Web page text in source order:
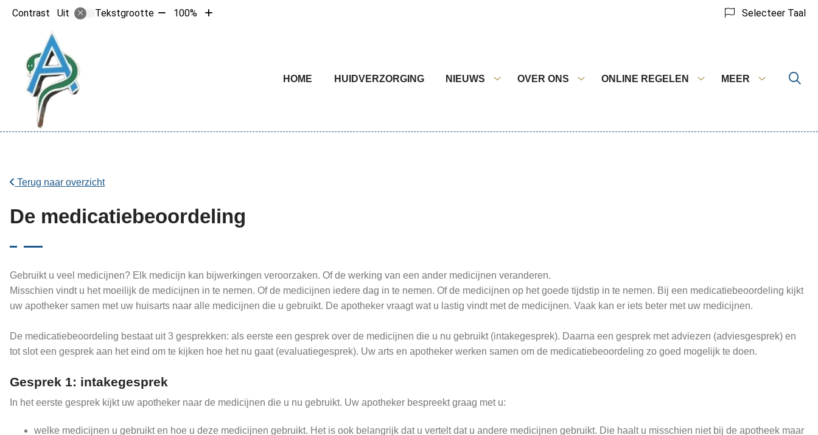
Contrast Uit Tekstgrootte Tekst100%
Tekst
Selecteer Taal
HOME HUIDVERZORGING
NIEUWS
OVER ONS
ONLINE REGELEN
MEER
Terug naar overzicht
De medicatiebeoordeling
Gebruikt u veel medicijnen? Elk medicijn kan bijwerkingen veroorzaken. Of de werking van een ander medicijnen veranderen.
Misschien vindt u het moeilijk de medicijnen in te nemen. Of de medicijnen iedere dag in te nemen. Of de medicijnen op het goede tijdstip in te nemen. Bij een medicatiebeoordeling kijkt
uw apotheker samen met uw huisarts naar alle medicijnen die u gebruikt. De apotheker vraagt wat u lastig vindt met de medicijnen. Vaak kan er iets beter met uw medicijnen.
De medicatiebeoordeling bestaat uit 3 gesprekken: als eerste een gesprek over de medicijnen die u nu gebruikt (intakegesprek). Daarna een gesprek met adviezen (adviesgesprek) en
tot slot een gesprek aan het eind om te kijken hoe het nu gaat (evaluatiegesprek). Uw arts en apotheker werken samen om de medicatiebeoordeling zo goed mogelijk te doen.
Gesprek 1: intakegesprek
In het eerste gesprek kijkt uw apotheker naar de medicijnen die u nu gebruikt. Uw apotheker bespreekt graag met u:
welke medicijnen u gebruikt en hoe u deze medicijnen gebruikt. Het is ook belangrijk dat u vertelt dat u andere medicijnen gebruikt. Die haalt u misschien niet bij de apotheek maar